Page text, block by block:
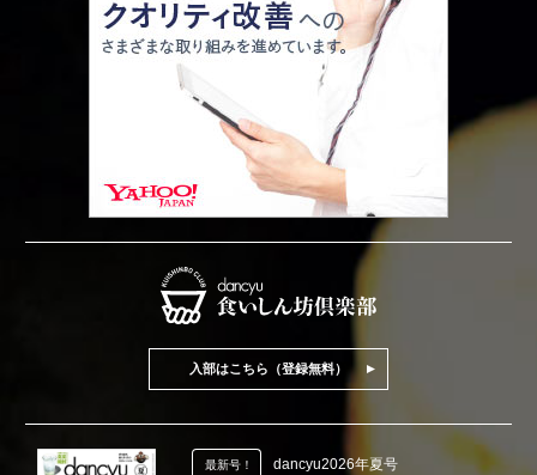
入部はこちら（登録無料）
最新号！ dancyu2026年夏号